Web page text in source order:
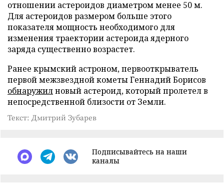
отношении астероидов диаметром менее 50 м.
Для астероидов размером больше этого
показателя мощность необходимого для
изменения траектории астероида ядерного
заряда существенно возрастет.
Ранее крымский астроном, первооткрыватель
первой межзвездной кометы Геннадий Борисов
обнаружилновый астероид, который пролетел в
непосредственной близости от Земли.
Текст: Дмитрий Зубарев
Подписывайтесь на наши
каналы